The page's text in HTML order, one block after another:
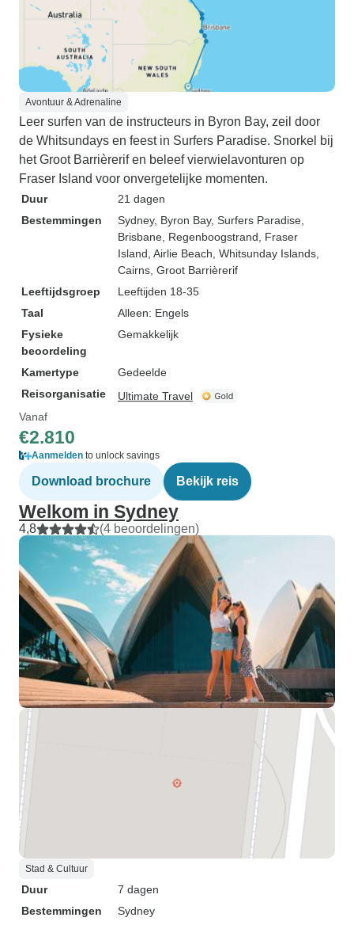
Avontuur & Adrenaline
Leer surfen van de instructeurs in Byron Bay, zeil door
de Whitsundays en feest in Surfers Paradise. Snorkel bij
het Groot Barrièrerif en beleef vierwielavonturen op
Fraser Island voor onvergetelijke momenten.
Duur
21 dagen
Bestemmingen
Sydney, Byron Bay, Surfers Paradise
Brisbane , Regenboogstrand , Fraser
Island , Airlie Beach , Whitsunday Islands
Cairns , Groot Barrièrerif
Leeftijdsgroep
Leeftijden 18-35
Taal
Alleen: Engels
Fysieke
beoordeling
Gemakkelijk
Kamertype
Gedeelde
Reisorganisatie
Ultimate Travel
Vanaf
€2.810
Aanmelden to unlock savings
Download brochure Bekijk reis
Welkom in Sydney
4,8 (4 beoordelingen)
Stad & Cultuur
Duur
7 dagen
Bestemmingen
Sydney